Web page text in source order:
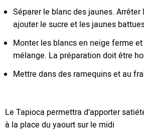
Séparer le blanc des jaunes.
ajouter le sucre et les jaunes
Monter les blancs en neige ferme
mélange. La préparation doit être
Mettre dans des ramequins et au
Le Tapioca permettra d’apporter
à la place du yaourt sur le midi